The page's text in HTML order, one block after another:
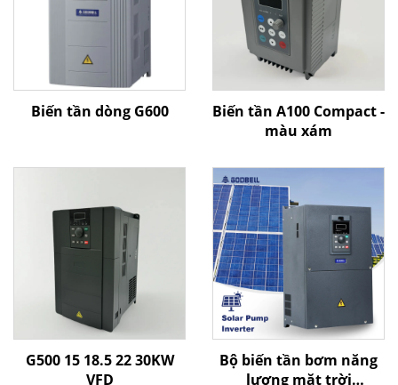
Biến tần dòng G600
Biến tần A100 Compact -
màu xám
G500 15 18.5 22 30KW
VFD
Bộ biến tần bơm năng
lượng mặt trời